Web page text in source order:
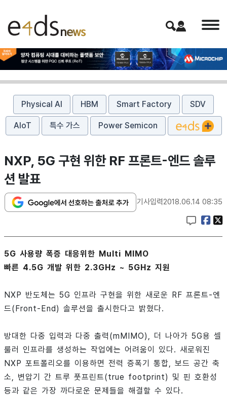
Physical AI HBM Smart Factory SDV
AIoT 특수 가스 Power Semicon
NXP, 5G 구현 위한 RF 프론트-엔드 솔루
션 발표
기사입력2018.06.14 08:35
5G 사용량 폭증 대응위한 Multi MIMO
빠른 4.5G 개발 위한 2.3GHz ~ 5GHz 지원
NXP 반도체는 5G 인프라 구현을 위한 새로운 RF 프론트-엔
드(Front-End) 솔루션을 출시한다고 밝혔다.
방대한 다중 입력과 다중 출력(mMIMO), 더 나아가 5G용 셀
룰러 인프라를 생성하는 작업에는 어려움이 있다. 새로워진
NXP 포트폴리오를 이용하면 전력 증폭기 통합, 보드 공간 축
소, 변압기 간 트루 풋프린트(true footprint) 및 핀 호환성
등과 같은 가장 까다로운 문제들을 해결할 수 있다.